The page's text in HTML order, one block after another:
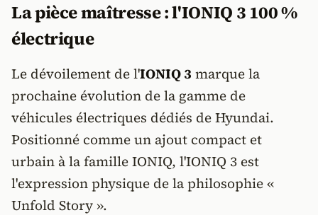
La pièce maîtresse : l'IONIQ 3 100 %
électrique
Le dévoilement de l'IONIQ 3 marque la
prochaine évolution de la gamme de
véhicules électriques dédiés de Hyundai.
Positionné comme un ajout compact et
urbain à la famille IONIQ, l'IONIQ 3 est
l'expression physique de la philosophie «
Unfold Story ».